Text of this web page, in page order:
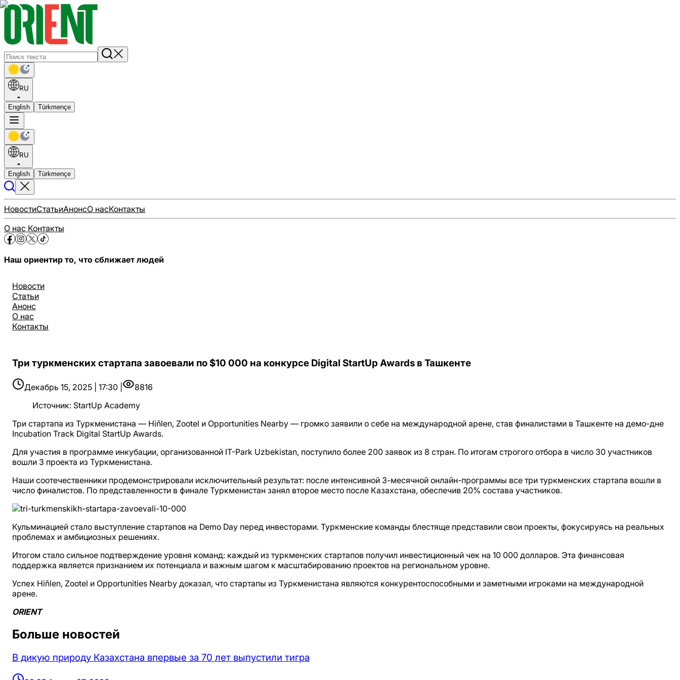
RU
English Türkmençe
RU
English Türkmençe
НовостиСтатьиАнонсО насКонтакты
О нас Контакты
Наш ориентир то, что сближает людей
Новости
Статьи
Анонс
О нас
Контакты
Три туркменских стартапа завоевали по $10 000 на конкурсе Digital StartUp Awards в Ташкенте
Декабрь 15, 2025 | 17:30 |
8816
Источник: StartUp Academy
Три стартапа из Туркменистана — Hiňlen, Zootel и Opportunities Nearby — громко заявили о себе на международной арене, став финалистами в Ташкенте на демо-дне
Incubation Track Digital StartUp Awards.
Для участия в программе инкубации, организованной IT-Park Uzbekistan, поступило более 200 заявок из 8 стран. По итогам строгого отбора в число 30 участников
вошли 3 проекта из Туркменистана.
Наши соотечественники продемонстрировали исключительный результат: после интенсивной 3-месячной онлайн-программы все три туркменских стартапа вошли в
число финалистов. По представленности в финале Туркменистан занял второе место после Казахстана, обеспечив 20% состава участников.
Кульминацией стало выступление стартапов на Demo Day перед инвесторами. Туркменские команды блестяще представили свои проекты, фокусируясь на реальных
проблемах и амбициозных решениях.
Итогом стало сильное подтверждение уровня команд: каждый из туркменских стартапов получил инвестиционный чек на 10 000 долларов. Эта финансовая
поддержка является признанием их потенциала и важным шагом к масштабированию проектов на региональном уровне.
Успех Hiňlen, Zootel и Opportunities Nearby доказал, что стартапы из Туркменистана являются конкурентоспособными и заметными игроками на международной
арене.
ORIENT
Больше новостей
В дикую природу Казахстана впервые за 70 лет выпустили тигра